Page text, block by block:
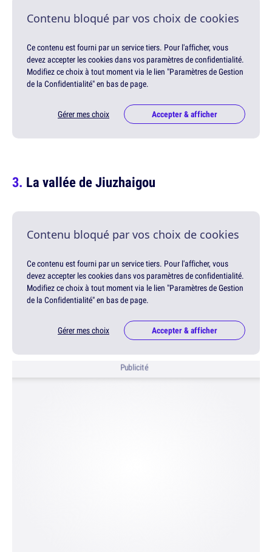
Contenu bloqué par vos choix de cookies
Ce contenu est fourni par un service tiers. Pour l'afficher, vous
devez accepter les cookies dans vos paramètres de confidentialité.
Modifiez ce choix à tout moment via le lien "Paramètres de Gestion
de la Confidentialité" en bas de page.
Gérer mes choix Accepter & afficher
La vallée de Jiuzhaigou
Contenu bloqué par vos choix de cookies
Ce contenu est fourni par un service tiers. Pour l'afficher, vous
devez accepter les cookies dans vos paramètres de confidentialité.
Modifiez ce choix à tout moment via le lien "Paramètres de Gestion
de la Confidentialité" en bas de page.
Gérer mes choix Accepter & afficher
Publicité